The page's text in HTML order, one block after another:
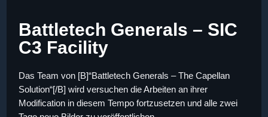
Battletech Generals – SIC
C3 Facility
Das Team von [B]“Battletech Generals – The Capellan
Solution“[/B] wird versuchen die Arbeiten an ihrer
Modification in diesem Tempo fortzusetzen und alle zwei